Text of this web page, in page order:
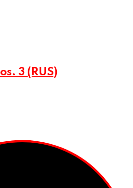
3 (RUS)